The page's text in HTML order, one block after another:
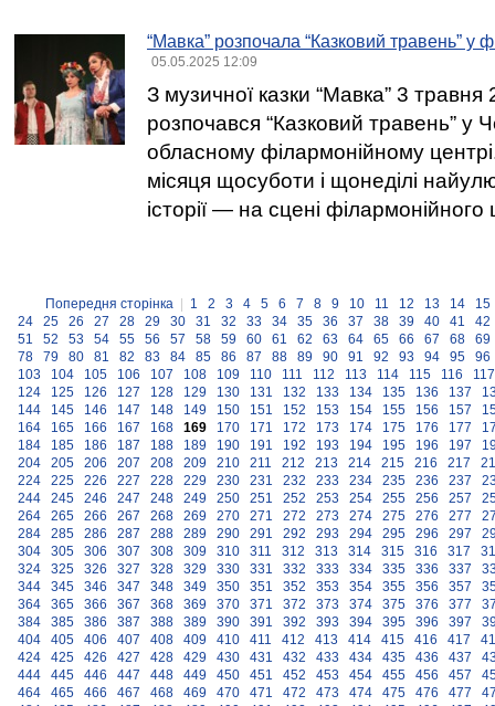
“Мавка” розпочала “Казковий травень” у
05.05.2025 12:09
З музичної казки “Мавка” 3 травня
розпочався “Казковий травень” у
обласному філармонійному
місяця щосуботи і щонеділі
історії — на сцені філармонійного
Попередня сторінка 1 2 3 4 5 6 7 8 9 10 11 12 13 14
15
24
25 26 27 28 29 30 31 32 33 34 35 36 37 38 39 40 41
42
51
52 53 54 55 56 57 58 59 60 61 62 63 64 65 66 67 68
69
78
79 80 81 82 83 84 85 86 87 88 89 90 91 92 93 94 95
96
103
104 105 106 107 108 109 110 111 112 113 114 115 116
117
124
125 126 127 128 129 130 131 132 133 134 135 136 137
144
145 146 147 148 149 150 151 152 153 154 155 156 157
164
165 166 167 168 169 170 171 172 173 174 175 176 177
184
185 186 187 188 189 190 191 192 193 194 195 196 197
204
205 206 207 208 209 210 211 212 213 214 215 216 217
224
225 226 227 228 229 230 231 232 233 234 235 236 237
244
245 246 247 248 249 250 251 252 253 254 255 256 257
264
265 266 267 268 269 270 271 272 273 274 275 276 277
284
285 286 287 288 289 290 291 292 293 294 295 296 297
304
305 306 307 308 309 310 311 312 313 314 315 316 317
324
325 326 327 328 329 330 331 332 333 334 335 336 337
344
345 346 347 348 349 350 351 352 353 354 355 356 357
364
365 366 367 368 369 370 371 372 373 374 375 376 377
384
385 386 387 388 389 390 391 392 393 394 395 396 397
404
405 406 407 408 409 410 411 412 413 414 415 416 417
424
425 426 427 428 429 430 431 432 433 434 435 436 437
444
445 446 447 448 449 450 451 452 453 454 455 456 457
464
465 466 467 468 469 470 471 472 473 474 475 476 477